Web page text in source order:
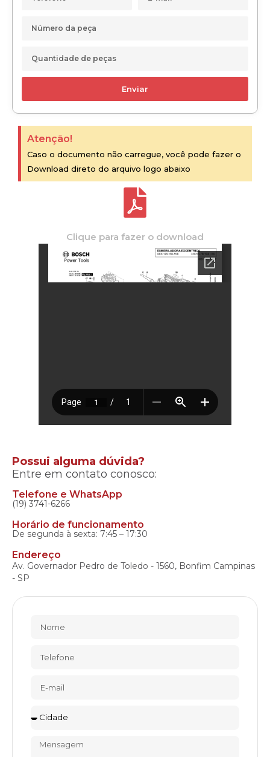
Enviar
Atenção!
Caso o documento não carregue, você pode fazer o
Download direto do arquivo logo abaixo
Clique para fazer o download
Possui alguma dúvida?
Entre em contato conosco:
Telefone e WhatsApp
(19) 3741-6266
Horário de funcionamento
De segunda à sexta: 7:45 – 17:30
Endereço
Av. Governador Pedro de Toledo - 1560, Bonfim Campinas
- SP